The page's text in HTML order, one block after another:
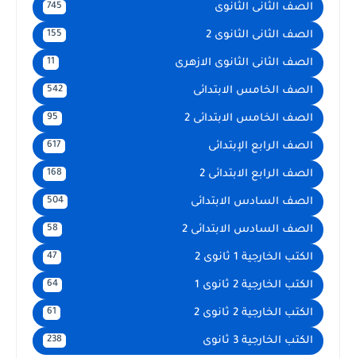
الصف الثانى الثانوى 745
الصف الثانى الثانوى 2 155
الصف الثانى الثانوى الازهرى 11
الصف الخامس الابتدائى 542
الصف الخامس الابتدائى 2 95
الصف الرابع الإبتدائى 617
الصف الرابع الابتدائى 2 168
الصف السادس الابتدائى 504
الصف السادس الابتدائى 2 58
الكتب الخارجية 1 ثانوى 2 47
الكتب الخارجية 2 ثانوى 1 64
الكتب الخارجية 2 ثانوى 2 61
الكتب الخارجية 3 ثانوى 238